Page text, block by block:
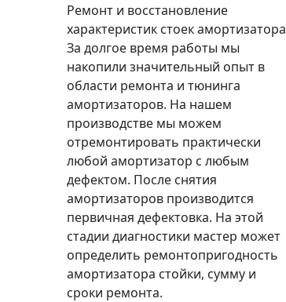
Ремонт и восстановление
характеристик стоек амортизатора
За долгое время работы мы
накопили значительный опыт в
области ремонта и тюнинга
амортизаторов. На нашем
производстве мы можем
отремонтировать практически
любой амортизатор с любым
дефектом. После снятия
амортизаторов производится
первичная дефектовка. На этой
стадии диагностики мастер может
определить ремонтопригодность
амортизатора стойки, сумму и
сроки ремонта.